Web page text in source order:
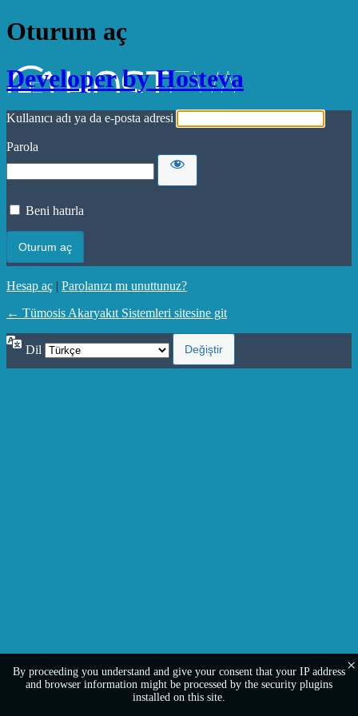
Oturum aç
Developer by Hosteva
Kullanıcı adı ya da e-posta adresi
Parola
Beni hatırla
Hesap aç | Parolanızı mı unuttunuz?
← Tümosis Akaryakıt Sistemleri sitesine git
Dil
By proceeding you understand and give your consent that your IP address
and browser information might be processed by the security plugins
installed on this site.
×